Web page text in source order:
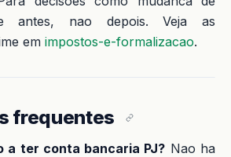
antes, nao depois. Veja as
em impostos-e-formalizacao.
frequentes
a ter conta bancaria PJ? Nao ha